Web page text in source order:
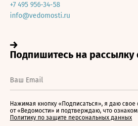
+7 495 956-34-58
info@vedomosti.ru
Нажимая кнопку «Подписаться», я даю свое
от «Ведомости» и подтверждаю, что
Политику по защите персональных данных